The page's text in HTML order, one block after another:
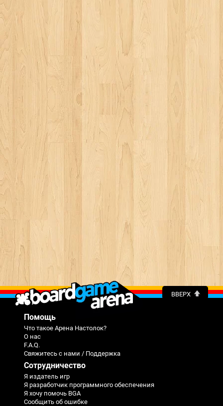
ВВЕРХ
Помощь
Что такое Арена Настолок?
О нас
F.A.Q.
Свяжитесь с нами / Поддержка
Сотрудничество
Я издатель игр
Я разработчик программного обеспечения
Я хочу помочь BGA
Сообщить об ошибке